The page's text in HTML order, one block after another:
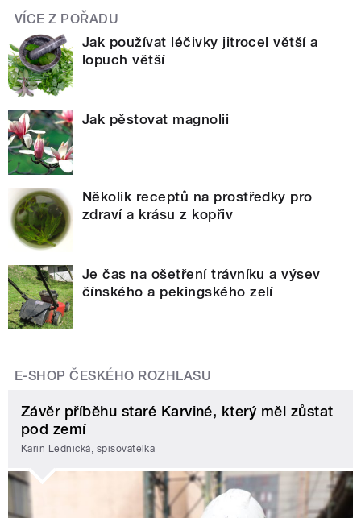
VÍCE Z POŘADU
Jak používat léčivky jitrocel větší a
lopuch větší
Jak pěstovat magnolii
Několik receptů na prostředky pro
zdraví a krásu z kopřiv
Je čas na ošetření trávníku a výsev
čínského a pekingského zelí
E-SHOP ČESKÉHO ROZHLASU
Závěr příběhu staré Karviné, který měl zůstat
pod zemí
Karin Lednická, spisovatelka